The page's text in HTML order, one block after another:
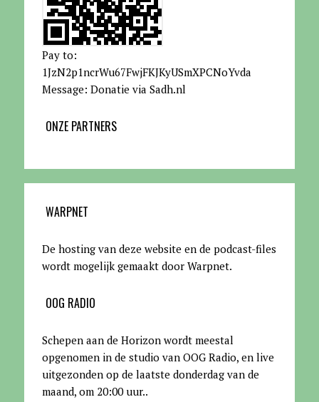
Pay to:
1JzN2p1ncrWu67FwjFKJKyUSmXPCNoYvda
Message: Donatie via Sadh.nl
ONZE PARTNERS
WARPNET
De hosting van deze website en de podcast-files
wordt mogelijk gemaakt door Warpnet.
OOG RADIO
Schepen aan de Horizon wordt meestal
opgenomen in de studio van OOG Radio, en live
uitgezonden op de laatste donderdag van de
maand, om 20:00 uur..